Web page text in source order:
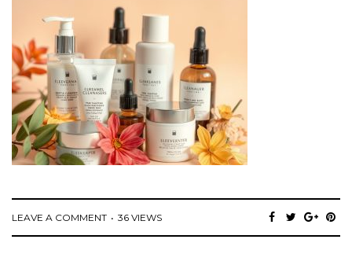
LEAVE A COMMENT 36 VIEWS